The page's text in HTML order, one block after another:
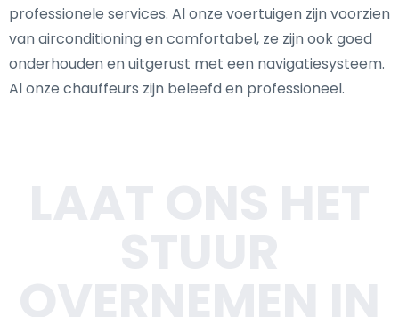
professionele services. Al onze voertuigen zijn voorzien
van airconditioning en comfortabel, ze zijn ook goed
onderhouden en uitgerust met een navigatiesysteem.
Al onze chauffeurs zijn beleefd en professioneel.